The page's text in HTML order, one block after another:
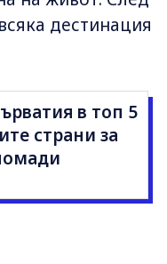
дестинация
в топ 5
страни за